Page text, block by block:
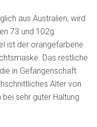
aus Australien, wird
73 und 102g.
ist der orangefarbene
Das restliche
in Gefangenschaft
Alter von
sehr guter Haltung